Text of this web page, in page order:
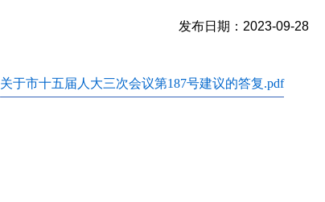
发布日期：2023-09-28
关于市十五届人大三次会议第187号建议的答复.pdf